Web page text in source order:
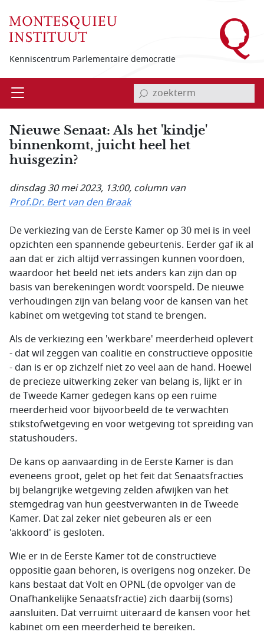
Kenniscentrum Parlementaire democratie
Open invoerveld zoekterm
Nieuwe Senaat: Als het 'kindje'
binnenkomt, juicht heel het
huisgezin?
dinsdag 30 mei 2023, 13:00, column van
Prof.Dr. Bert van den Braak
De verkiezing van de Eerste Kamer op 30 mei is in veel
opzichten een spannende gebeurtenis. Eerder gaf ik al
aan dat er zich altijd verrassingen kunnen voordoen,
waardoor het beeld net iets anders kan zijn dan op
basis van berekeningen wordt voorspeld. De nieuwe
verhoudingen zijn van belang voor de kansen van het
kabinet om wetgeving tot stand te brengen.
Als de verkiezing een 'werkbare' meerderheid oplevert
- dat wil zeggen van coalitie en constructieve oppositie
- dan is er op zichzelf niet zo veel aan de hand. Hoewel
de precieze uitwerking zeker van belang is, lijkt er in
de Tweede Kamer gedegen kans op een ruime
meerderheid voor bijvoorbeeld de te verwachten
stikstofwetgeving en voor wetgeving tot spreiding van
statushouders.
De kans op aanvaarding in de Eerste Kamer is dan
eveneens groot, gelet op het feit dat Senaatsfracties
bij belangrijke wetgeving zelden afwijken van het
stemgedrag van hun geestverwanten in de Tweede
Kamer. Dat zal zeker niet gebeuren als er een
'akkoord' is gesloten.
Wie er in de Eerste Kamer tot de constructieve
oppositie gaan behoren, is overigens nog onzeker. De
kans bestaat dat Volt en OPNL (de opvolger van de
Onafhankelijke Senaatsfractie) zich daarbij (soms)
aansluiten. Dat verruimt uiteraard de kansen voor het
kabinet om een meerderheid te bereiken.